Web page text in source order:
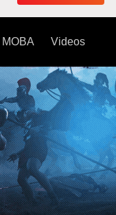
MOBA Videos